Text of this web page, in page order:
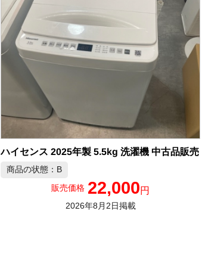
ハイセンス 2025年製 5.5kg 洗濯機 中古品販売
商品の状態：B
販売価格 22,000円
2026年8月2日掲載